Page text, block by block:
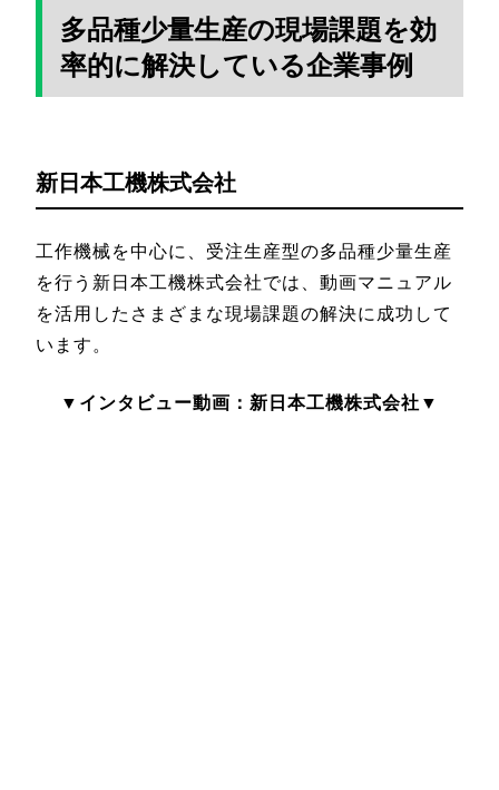
多品種少量生産の現場課題を効
率的に解決している企業事例
新日本工機株式会社
工作機械を中心に、受注生産型の多品種少量生産
を行う新日本工機株式会社では、動画マニュアル
を活用したさまざまな現場課題の解決に成功して
います。
▼インタビュー動画：新日本工機株式会社▼